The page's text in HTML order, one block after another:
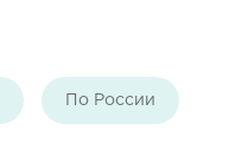
По России